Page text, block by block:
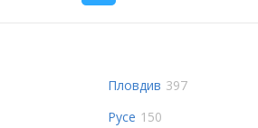
Пловдив 397
Русе 150